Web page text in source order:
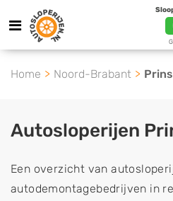
Home Noord-Brabant
Autosloperijen
Een overzicht van
autodemontagebedrijven in